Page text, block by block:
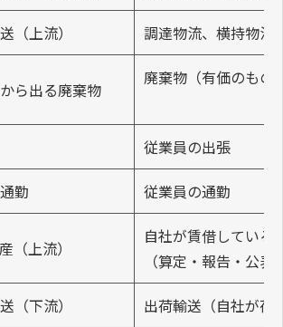
（上流） 調達物流、横持物流
ら出る廃棄物
廃棄物（有価のも
従業員の出張
勤 従業員の通勤
（上流）
自社が賃借している
（算定・報告・公
（下流） 出荷輸送（自社が荷